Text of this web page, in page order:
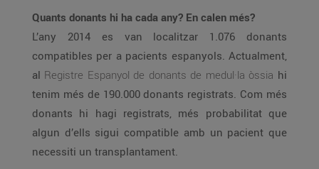
Quants donants hi ha cada any? En calen més?
L’any 2014 es van localitzar 1.076 donants
compatibles per a pacients espanyols. Actualment,
al Registre Espanyol de donants de medul·la òssia hi
tenim més de 190.000 donants registrats. Com més
donants hi hagi registrats, més probabilitat que
algun d’ells sigui compatible amb un pacient que
necessiti un transplantament.